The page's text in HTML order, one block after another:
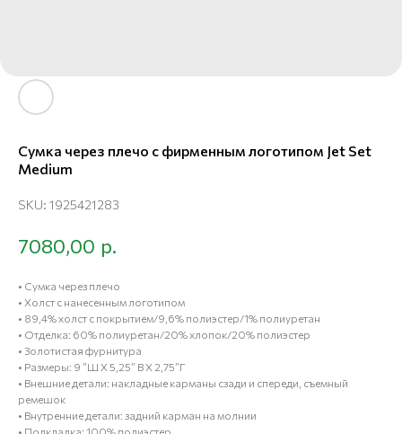
Сумка через плечо с фирменным логотипом Jet Set
Medium
SKU: 1925421283
7080,00 р.
• Сумка через плечо
• Холст с нанесенным логотипом
• 89,4% холст с покрытием/9,6% полиэстер/1% полиуретан
• Отделка: 60% полиуретан/20% хлопок/20% полиэстер
• Золотистая фурнитура
• Размеры: 9 ”Ш X 5,25” В X 2,75”Г
• Внешние детали: накладные карманы сзади и спереди, съемный
ремешок
• Внутренние детали: задний карман на молнии
• Подкладка: 100% полиэстер